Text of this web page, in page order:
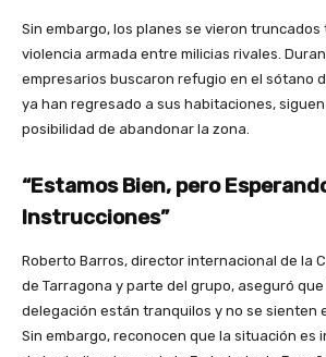
Sin embargo, los planes se vieron
violencia armada entre milicias rivales.
empresarios buscaron refugio en el sótano
ya han regresado a sus habitaciones,
posibilidad de abandonar la zona.
“Estamos Bien, pero
Instrucciones”
Roberto Barros, director internacional de la
de Tarragona y parte del grupo, aseguró
delegación están tranquilos y no se sienten
Sin embargo, reconocen que la situación es